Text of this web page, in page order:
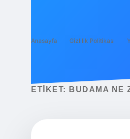
Anasayfa Gizlilik Politikası
ETIKET: BUDAMA NE